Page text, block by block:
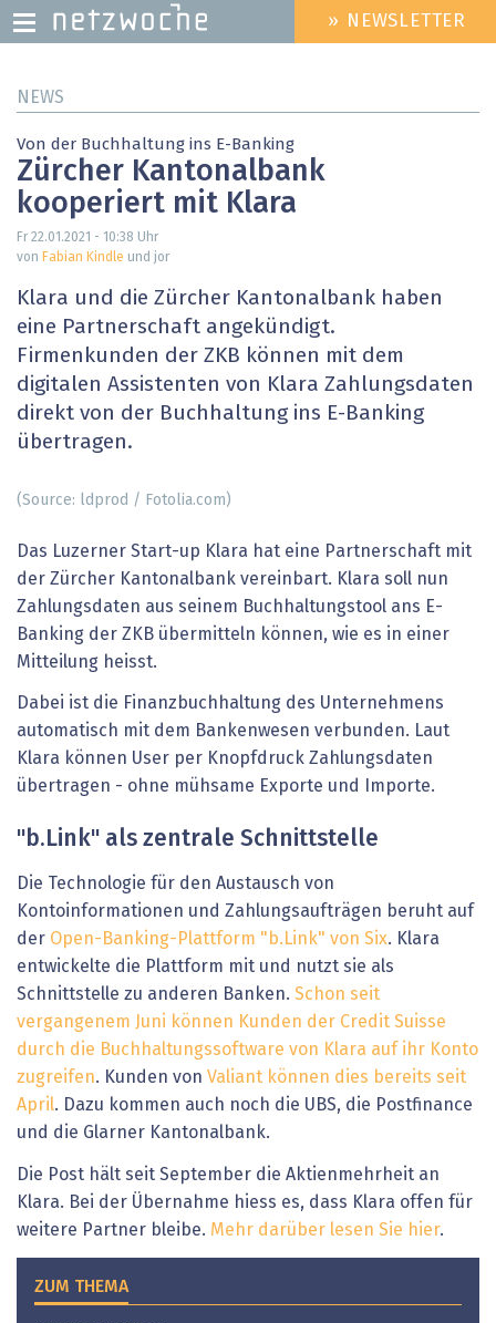
zum
HEADER
MENU
» NEWSLETTER
NEWS
Von der Buchhaltung ins E-Banking
Zürcher Kantonalbank
kooperiert mit Klara
Fr 22.01.2021 - 10:38 Uhr
von Fabian Kindle und jor
Klara und die Zürcher Kantonalbank haben
eine Partnerschaft angekündigt.
Firmenkunden der ZKB können mit dem
digitalen Assistenten von Klara Zahlungsdaten
direkt von der Buchhaltung ins E-Banking
übertragen.
(Source: ldprod / Fotolia.com)
Das Luzerner Start-up Klara hat eine Partnerschaft mit
der Zürcher Kantonalbank vereinbart. Klara soll nun
Zahlungsdaten aus seinem Buchhaltungstool ans E-
Banking der ZKB übermitteln können, wie es in einer
Mitteilung heisst.
Dabei ist die Finanzbuchhaltung des Unternehmens
automatisch mit dem Bankenwesen verbunden. Laut
Klara können User per Knopfdruck Zahlungsdaten
übertragen - ohne mühsame Exporte und Importe.
"b.Link" als zentrale Schnittstelle
Die Technologie für den Austausch von
Kontoinformationen und Zahlungsaufträgen beruht auf
der Open-Banking-Plattform "b.Link" von Six. Klara
entwickelte die Plattform mit und nutzt sie als
Schnittstelle zu anderen Banken. Schon seit
vergangenem Juni können Kunden der Credit Suisse
durch die Buchhaltungssoftware von Klara auf ihr Konto
zugreifen. Kunden von Valiant können dies bereits seit
April. Dazu kommen auch noch die UBS, die Postfinance
und die Glarner Kantonalbank.
Die Post hält seit September die Aktienmehrheit an
Klara. Bei der Übernahme hiess es, dass Klara offen für
weitere Partner bleibe. Mehr darüber lesen Sie hier.
ZUM THEMA